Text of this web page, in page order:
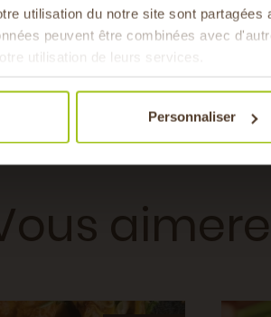
utilisation du notre site sont
peuvent être combinées avec
utilisation de leurs services.
Personnaliser
Plat
Pour